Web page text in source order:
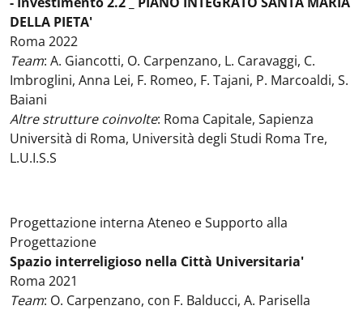
DELLA PIETA'
Roma 2022
Team: A. Giancotti, O. Carpenzano, L. Caravaggi, C.
Imbroglini, Anna Lei, F. Romeo, F. Tajani, P. Marcoaldi, S.
Baiani
Altre strutture coinvolte: Roma Capitale, Sapienza
Università di Roma, Università degli Studi Roma Tre,
L.U.I.S.S
Progettazione interna Ateneo e Supporto alla
Progettazione
Spazio interreligioso nella Città Universitaria'
Roma 2021
Team: O. Carpenzano, con F. Balducci, A. Parisella